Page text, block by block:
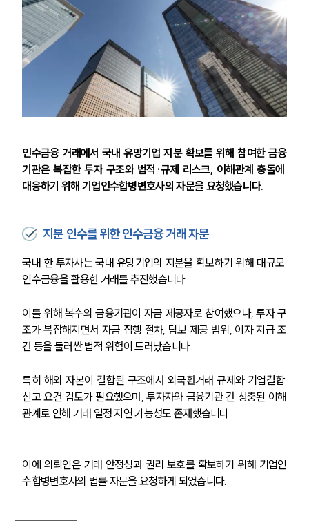
인수금융 거래에서 국내 유망기업 지분 확보를 위해 참여한 금융
기관은 복잡한 투자 구조와 법적·규제 리스크, 이해관계 충돌에
대응하기 위해 기업인수합병변호사의 자문을 요청했습니다.
지분 인수를 위한 인수금융 거래 자문
국내 한 투자사는 국내 유망기업의 지분을 확보하기 위해 대규모
인수금융을 활용한 거래를 추진했습니다.
이를 위해 복수의 금융기관이 자금 제공자로 참여했으나, 투자 구
조가 복잡해지면서 자금 집행 절차, 담보 제공 범위, 이자 지급 조
건 등을 둘러싼 법적 위험이 드러났습니다.
특히 해외 자본이 결합된 구조에서 외국환거래 규제와 기업결합
신고 요건 검토가 필요했으며, 투자자와 금융기관 간 상충된 이해
관계로 인해 거래 일정 지연 가능성도 존재했습니다.
이에 의뢰인은 거래 안정성과 권리 보호를 확보하기 위해 기업인
수합병변호사의 법률 자문을 요청하게 되었습니다.